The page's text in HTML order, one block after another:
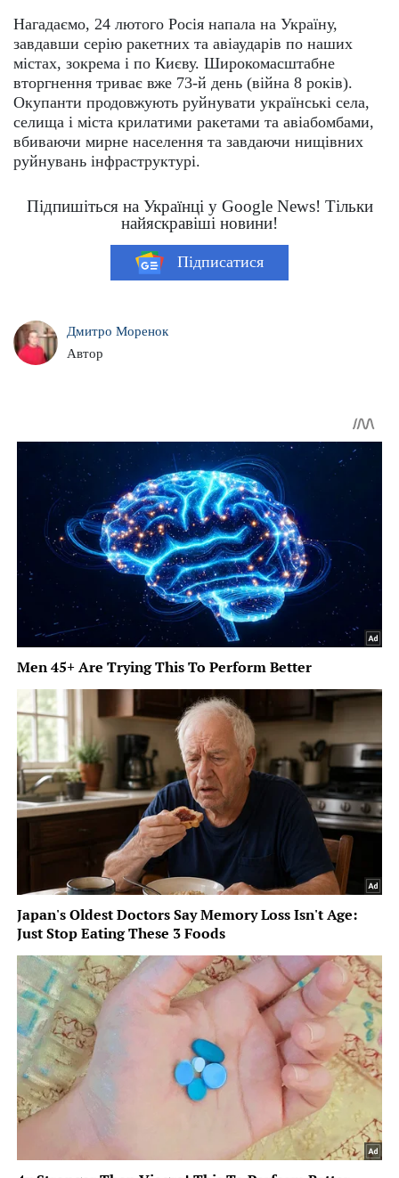
Нагадаємо, 24 лютого Росія напала на Україну,
завдавши серію ракетних та авіаударів по наших
містах, зокрема і по Києву. Широкомасштабне
вторгнення триває вже 73-й день (війна 8 років).
Окупанти продовжують руйнувати українські села,
селища і міста крилатими ракетами та авіабомбами,
вбиваючи мирне населення та завдаючи нищівних
руйнувань інфраструктурі.
Підпишіться на Українці у Google News! Тільки
найяскравіші новини!
Підписатися
Дмитро Моренок
Автор